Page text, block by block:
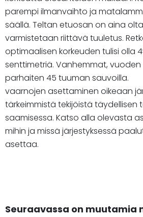
parempi ilmanvaihto ja
säällä. Teltan etuosan on aina
varmistetaan riittävä tuuletus.
optimaalisen korkeuden tulisi olla
senttimetriä. Vanhemmat, vuoden
parhaiten 45 tuuman sauvoilla.
vaarnojen asettaminen oikeaan
tärkeimmistä tekijöistä täydellisen
saamisessa. Katso alla olevasta
mihin ja missä järjestyksessä
asettaa.
Seuraavassa on muutamia